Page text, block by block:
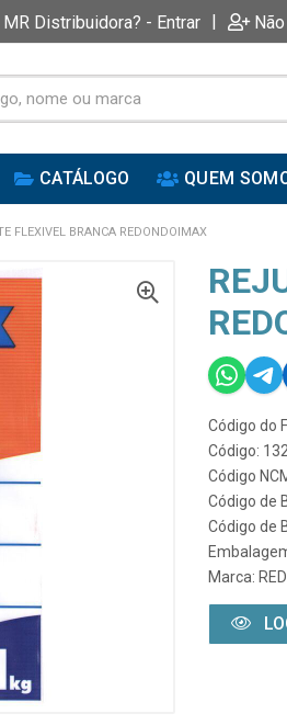
Distribuidora? - Entrar |
CATÁLOGO QUEM
FLEXIVEL BRANCA REDONDOIMAX
Código do
Código:
Código
Código de
Código de
Marca: